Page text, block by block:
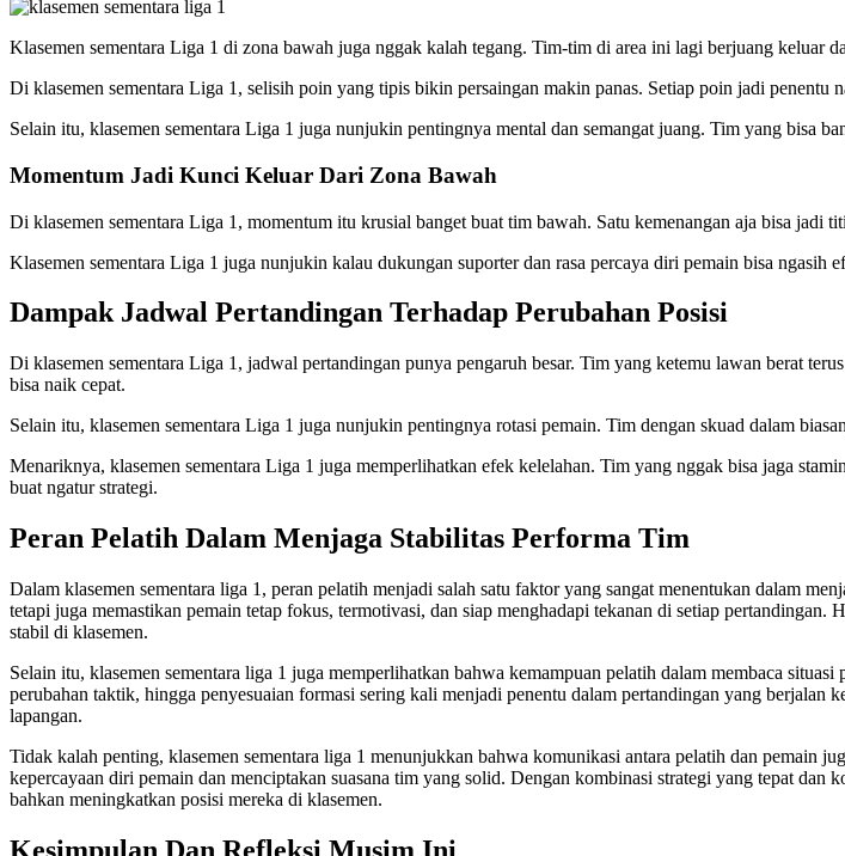
Klasemen sementara Liga 1 di zona bawah juga nggak kalah tegang. Tim-tim di area ini lagi berjuang keluar
Di klasemen sementara Liga 1, selisih poin yang tipis bikin persaingan makin panas. Setiap poin jadi penentu
Selain itu, klasemen sementara Liga 1 juga nunjukin pentingnya mental dan semangat juang. Tim yang bisa
Momentum Jadi Kunci Keluar Dari Zona Bawah
Di klasemen sementara Liga 1, momentum itu krusial banget buat tim bawah. Satu kemenangan aja bisa jadi
Klasemen sementara Liga 1 juga nunjukin kalau dukungan suporter dan rasa percaya diri pemain bisa ngasih
Dampak Jadwal Pertandingan Terhadap Perubahan Posisi
Di klasemen sementara Liga 1, jadwal pertandingan punya pengaruh besar. Tim yang ketemu lawan berat
bisa naik cepat.
Selain itu, klasemen sementara Liga 1 juga nunjukin pentingnya rotasi pemain. Tim dengan skuad dalam
Menariknya, klasemen sementara Liga 1 juga memperlihatkan efek kelelahan. Tim yang nggak bisa jaga
buat ngatur strategi.
Peran Pelatih Dalam Menjaga Stabilitas Performa Tim
Dalam klasemen sementara liga 1, peran pelatih menjadi salah satu faktor yang sangat menentukan dalam
tetapi juga memastikan pemain tetap fokus, termotivasi, dan siap menghadapi tekanan di setiap
stabil di klasemen.
Selain itu, klasemen sementara liga 1 juga memperlihatkan bahwa kemampuan pelatih dalam membaca
perubahan taktik, hingga penyesuaian formasi sering kali menjadi penentu dalam pertandingan yang
lapangan.
Tidak kalah penting, klasemen sementara liga 1 menunjukkan bahwa komunikasi antara pelatih dan pemain
kepercayaan diri pemain dan menciptakan suasana tim yang solid. Dengan kombinasi strategi yang tepat
bahkan meningkatkan posisi mereka di klasemen.